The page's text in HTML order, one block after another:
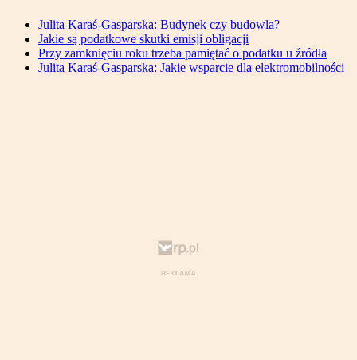
Julita Karaś-Gasparska: Budynek czy budowla?
Jakie są podatkowe skutki emisji obligacji
Przy zamknięciu roku trzeba pamiętać o podatku u źródła
Julita Karaś-Gasparska: Jakie wsparcie dla elektromobilności